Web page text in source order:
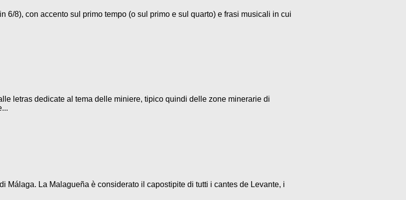
8), con accento sul primo tempo (o sul primo e sul quarto) e frasi musicali in cui
letras dedicate al tema delle miniere, tipico quindi delle zone minerarie di
La Malagueña è considerato il capostipite di tutti i cantes de Levante, i